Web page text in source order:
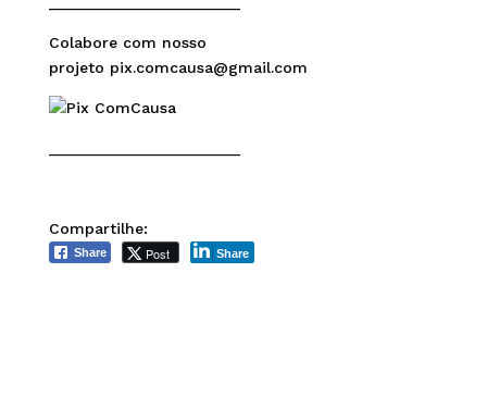
Colabore com nosso
projeto pix.comcausa@gmail.com
Compartilhe:
Share Post Share